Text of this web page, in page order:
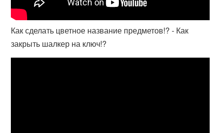
Как сделать цветное название предметов!? - Как
закрыть шалкер на ключ!?